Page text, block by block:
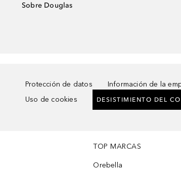
Sobre Douglas
Protección de datos Información de la
Uso de cookies
DESISTIMIENTO DEL
TOP MARCAS
Orebella